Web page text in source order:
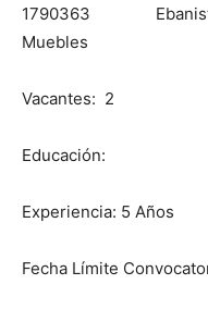
1790363 Ebanista
Muebles
Vacantes: 2
Educación:
Experiencia: 5 Años
Fecha Límite